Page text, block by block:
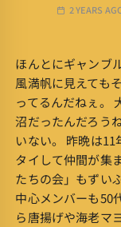
2 YEARS
ほんとにギャンブ
風満帆に見えても
ってるんだねぇ。
沼だったんだろう
いない。 昨晩は
タイして仲間が集
たちの会」もずい
中心メンバーも50
ら唐揚げや海老マ